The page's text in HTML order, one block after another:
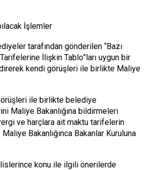
İşlemler
tarafından gönderilen “Bazı
İlişkin Tablo”ları uygun bir
kendi görüşleri ile birlikte Maliye
ile birlikte belediye
Maliye Bakanlığına bildirmeleri
ve harçlara ait maktu tarifelerin
Bakanlığınca Bakanlar Kuruluna
konu ile ilgili önerilerde